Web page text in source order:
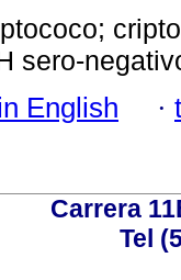
sero-
English ·
Carrera
Tel